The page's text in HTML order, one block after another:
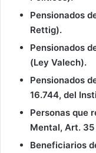
Pensionados
Rettig).
Pensionados
(Ley Valech).
Pensionados
16.744, del
Personas que
Mental, Art. 35
Beneficiarios